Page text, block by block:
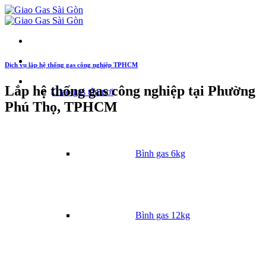
Giao gas tận nơi
Bình gas 6kg
Bình gas 12kg
Dịch vụ lắp hệ thống gas công nghiệp TPHCM
Lắp hệ thống gas công nghiệp tại Phường
Phú Thọ, TPHCM